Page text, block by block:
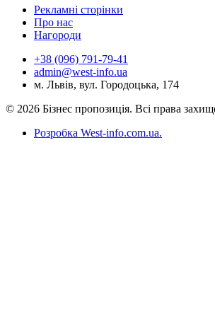
Рекламні сторінки
Про нас
Нагороди
+38 (096) 791-79-41
admin@west-info.ua
м. Львів, вул. Городоцька, 174
© 2026 Бізнес пропозиція. Всі права
Розробка West-info.com.ua.